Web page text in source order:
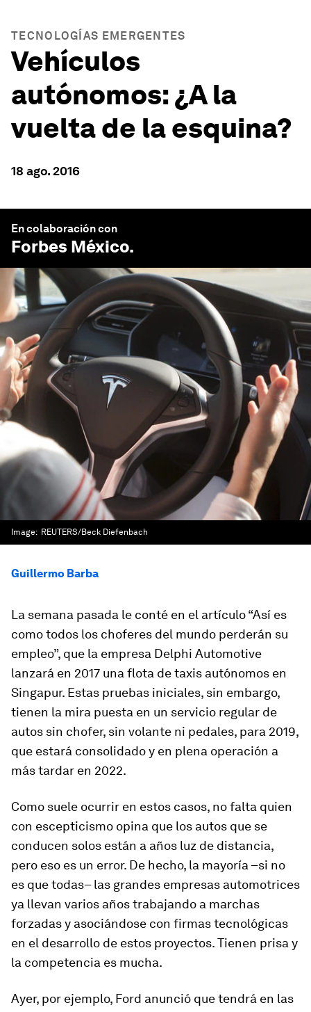
TECNOLOGÍAS EMERGENTES
Vehículos
autónomos: ¿A la
vuelta de la esquina?
18 ago. 2016
En colaboración con
Forbes México.
Image: REUTERS/Beck Diefenbach
Guillermo Barba
La semana pasada le conté en el artículo “Así es
como todos los choferes del mundo perderán su
empleo”, que la empresa Delphi Automotive
lanzará en 2017 una flota de taxis autónomos en
Singapur. Estas pruebas iniciales, sin embargo,
tienen la mira puesta en un servicio regular de
autos sin chofer, sin volante ni pedales, para 2019,
que estará consolidado y en plena operación a
más tardar en 2022.
Como suele ocurrir en estos casos, no falta quien
con escepticismo opina que los autos que se
conducen solos están a años luz de distancia,
pero eso es un error. De hecho, la mayoría –si no
es que todas– las grandes empresas automotrices
ya llevan varios años trabajando a marchas
forzadas y asociándose con firmas tecnológicas
en el desarrollo de estos proyectos. Tienen prisa y
la competencia es mucha.
Ayer, por ejemplo, Ford anunció que tendrá en las